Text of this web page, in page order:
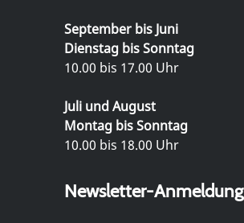
September bis Juni
Dienstag bis Sonntag
10.00 bis 17.00 Uhr
Juli und August
Montag bis Sonntag
10.00 bis 18.00 Uhr
Newsletter-Anmeldung